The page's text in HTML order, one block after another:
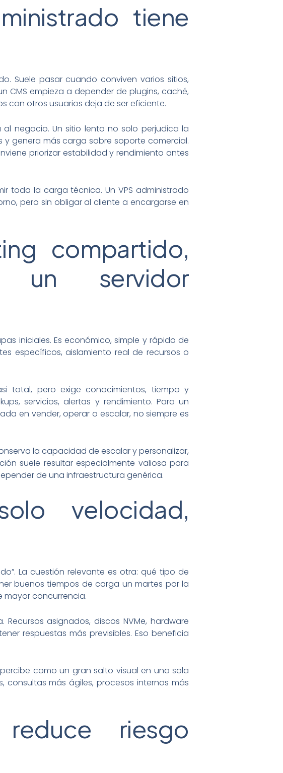
tiene
Suele pasar cuando conviven varios sitios,
empieza a depender de plugins, caché,
con otros usuarios deja de ser eficiente.
negocio. Un sitio lento no solo perjudica la
genera más carga sobre soporte comercial.
priorizar estabilidad y rendimiento antes
toda la carga técnica. Un VPS administrado
pero sin obligar al cliente a encargarse en
compartido,
un servidor
iniciales. Es económico, simple y rápido de
específicos, aislamiento real de recursos o
total, pero exige conocimientos, tiempo y
servicios, alertas y rendimiento. Para un
en vender, operar o escalar, no siempre es
la capacidad de escalar y personalizar,
suele resultar especialmente valiosa para
de una infraestructura genérica.
velocidad,
La cuestión relevante es otra: qué tipo de
buenos tiempos de carga un martes por la
mayor concurrencia.
asignados, discos NVMe, hardware
respuestas más previsibles. Eso beneficia
como un gran salto visual en una sola
más ágiles, procesos internos más
riesgo